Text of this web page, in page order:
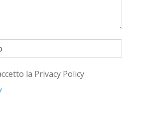
la Privacy Policy